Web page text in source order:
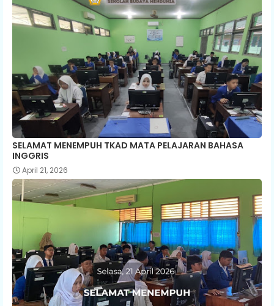
SELAMAT MENEMPUH TKAD MATA PELAJARAN BAHASA
INGGRIS
April 21, 2026